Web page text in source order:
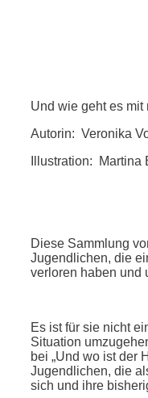
Und wie geht es
Autorin: Veronika
Illustration: Martina
Diese Sammlung
Jugendlichen, die
verloren haben und
Es ist für sie nicht
Situation
bei „Und wo ist der
Jugendlichen, die
sich und ihre